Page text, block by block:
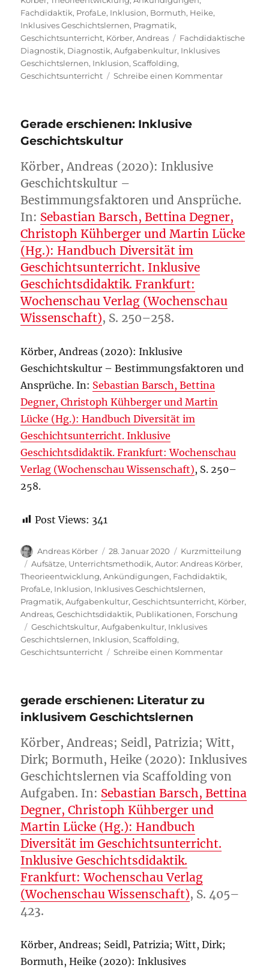
Fachdidaktik, ProfaLe, Inklusion, Bormuth, Heike,
Inklusives Geschichtslernen, Pragmatik,
Geschichtsunterricht, Körber, Andreas Schlagwörter
Fachdidaktische
Diagnostik, Diagnostik,Aufgabenkultur, Inklusives
Geschichtslernen, Inklusion,Scaffolding,
Geschichtsunterricht
Schreibe einen Kommentarzu
Gerade erschienen: Inklusive
Geschichtskultur
Körber, Andreas (2020): Inklusive
Geschichtskultur –
Bestimmungsfaktoren und Ansprüche.
In: Sebastian Barsch, Bettina Degner,
Christoph Kühberger und Martin Lücke
(Hg.): Handbuch Diversität im
Geschichtsunterricht. Inklusive
Geschichtsdidaktik. Frankfurt:
Wochenschau Verlag (Wochenschau
Wissenschaft), S. 250–258.
Körber, Andreas (2020): Inklusive
Geschichtskultur – Bestimmungsfaktoren und
Ansprüche. In: Sebastian Barsch, Bettina
Degner, Christoph Kühberger und Martin
Lücke (Hg.): Handbuch Diversität im
Geschichtsunterricht. Inklusive
Geschichtsdidaktik. Frankfurt: Wochenschau
Verlag (Wochenschau Wissenschaft), S. 250–
258.
Post Views: 341
Autor
Andreas Körber
Veröffentlicht
am
28. Januar 2020 Format
Kurzmitteilung
Kategorien
Aufsätze, Unterrichtsmethodik,Autor: Andreas Körber,
Theorieentwicklung,Ankündigungen, Fachdidaktik,
ProfaLe, Inklusion, Inklusives Geschichtslernen,
Pragmatik,Aufgabenkultur,Geschichtsunterricht, Körber,
Andreas,Geschichtsdidaktik, Publikationen, Forschung
Schlagwörter
Geschichtskultur,Aufgabenkultur, Inklusives
Geschichtslernen, Inklusion,Scaffolding,
Geschichtsunterricht
Schreibe einen Kommentarzu
gerade erschienen: Literatur zu
inklusivem Geschichtslernen
Körber, Andreas; Seidl, Patrizia; Witt,
Dirk; Bormuth, Heike (2020): Inklusives
Geschichtslernen via Scaffolding von
Aufgaben. In: Sebastian Barsch, Bettina
Degner, Christoph Kühberger und
Martin Lücke (Hg.): Handbuch
Diversität im Geschichtsunterricht.
Inklusive Geschichtsdidaktik.
Frankfurt: Wochenschau Verlag
(Wochenschau Wissenschaft), S. 405–
423.
Körber, Andreas; Seidl, Patrizia; Witt, Dirk;
Bormuth, Heike (2020): Inklusives